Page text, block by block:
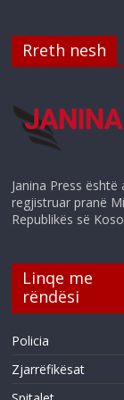
Rreth nesh
Janina Press
regjistruar pranë
Republikës së
Linqe me
rëndësi
Policia
Zjarrëfikësat